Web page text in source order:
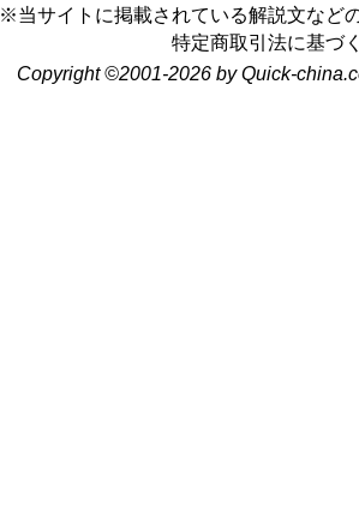
※当サイトに掲載されている解説文など
特定商取引法に基づ
Copyright ©2001-2026 by Quick-